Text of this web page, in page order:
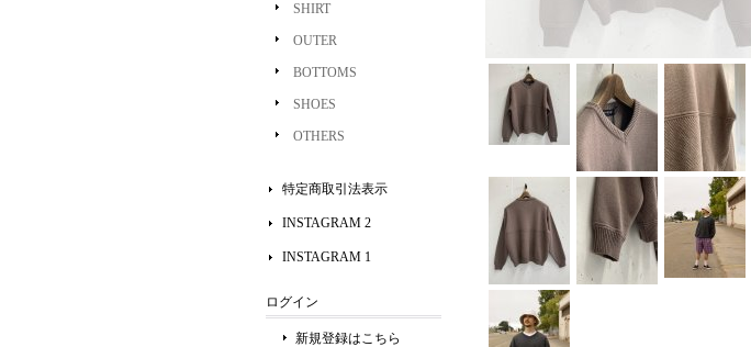
SHIRT
OUTER
BOTTOMS
SHOES
OTHERS
特定商取引法表示
INSTAGRAM 2
INSTAGRAM 1
ログイン
新規登録はこちら